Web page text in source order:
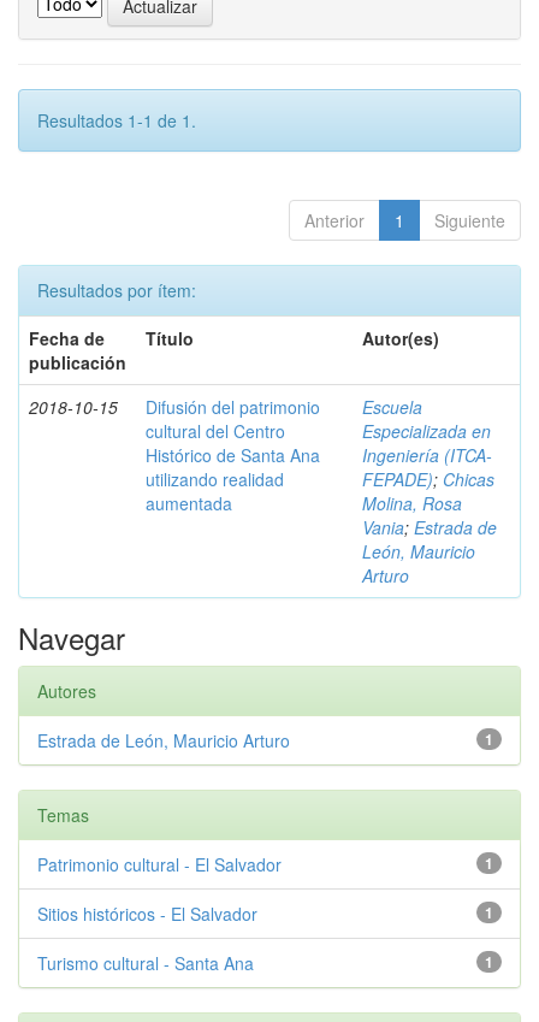
Resultados 1-1 de 1.
Anterior 1 Siguiente
Resultados por ítem:
Fecha de
publicación
Título Autor(es)
2018-10-15
Difusión del patrimonio
cultural del Centro
Histórico de Santa Ana
utilizando realidad
aumentada
Escuela
Especializada en
Ingeniería (ITCA-
FEPADE); Chicas
Molina, Rosa
Vania; Estrada de
León, Mauricio
Arturo
Navegar
Autores
1
Estrada de León, Mauricio Arturo
Temas
1
Patrimonio cultural - El Salvador
1
Sitios históricos - El Salvador
1
Turismo cultural - Santa Ana